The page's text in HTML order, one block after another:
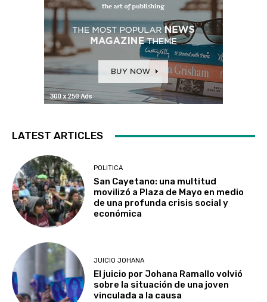
LATEST ARTICLES
POLITICA
San Cayetano: una multitud
movilizó a Plaza de Mayo en medio
de una profunda crisis social y
económica
JUICIO JOHANA
El juicio por Johana Ramallo volvió
sobre la situación de una joven
vinculada a la causa